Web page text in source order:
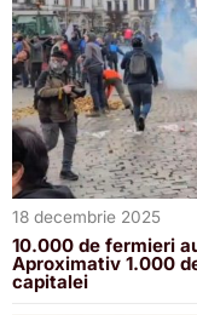
18 decembrie 2025
10.000 de fermieri
Aproximativ 1.000
capitalei